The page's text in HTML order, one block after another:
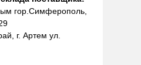
гор.Симферополь,
г. Артем ул.